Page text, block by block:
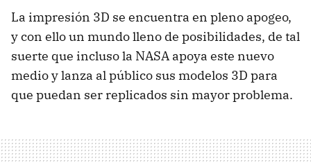
La impresión 3D se encuentra en pleno apogeo,
y con ello un mundo lleno de posibilidades, de tal
suerte que incluso la NASA apoya este nuevo
medio y lanza al público sus modelos 3D para
que puedan ser replicados sin mayor problema.